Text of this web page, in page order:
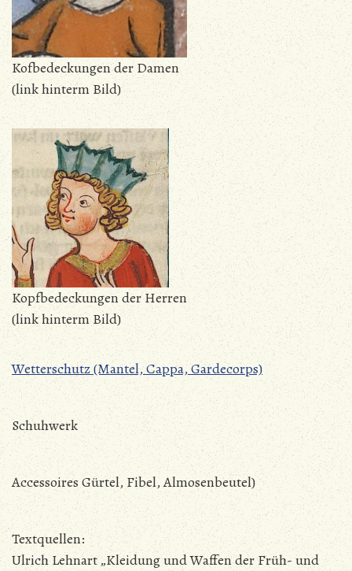
Kofbedeckungen der Damen
(link hinterm Bild)
Kopfbedeckungen der Herren
(link hinterm Bild)
Wetterschutz (Mantel, Cappa, Gardecorps)
Schuhwerk
Accessoires Gürtel, Fibel, Almosenbeutel)
Textquellen:
Ulrich Lehnart „Kleidung und Waffen der Früh- und